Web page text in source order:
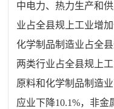
中电力、热力生产和
业占全县规上工业增
化学制品制造业占全
两类行业占全县规上
原料和化学制品制造业
应业下降10.1%，非金